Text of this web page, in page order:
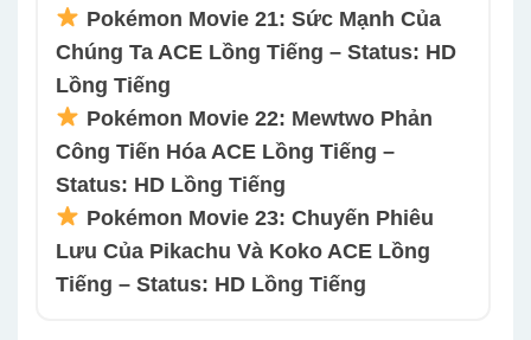
Pokémon Movie 21: Sức Mạnh Của
Chúng Ta ACE Lồng Tiếng – Status: HD
Lồng Tiếng
Pokémon Movie 22: Mewtwo Phản
Công Tiến Hóa ACE Lồng Tiếng –
Status: HD Lồng Tiếng
Pokémon Movie 23: Chuyến Phiêu
Lưu Của Pikachu Và Koko ACE Lồng
Tiếng – Status: HD Lồng Tiếng